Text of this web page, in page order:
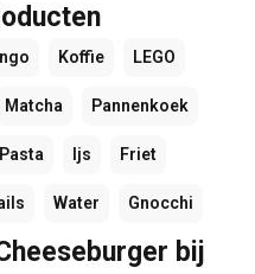
Koffie LEGO
Matcha Pannenkoek
Pasta Ijs Friet
Water Gnocchi
bij